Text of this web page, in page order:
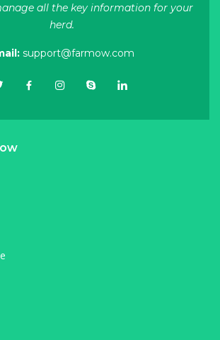
all the key information for your
herd.
support@farmow.com